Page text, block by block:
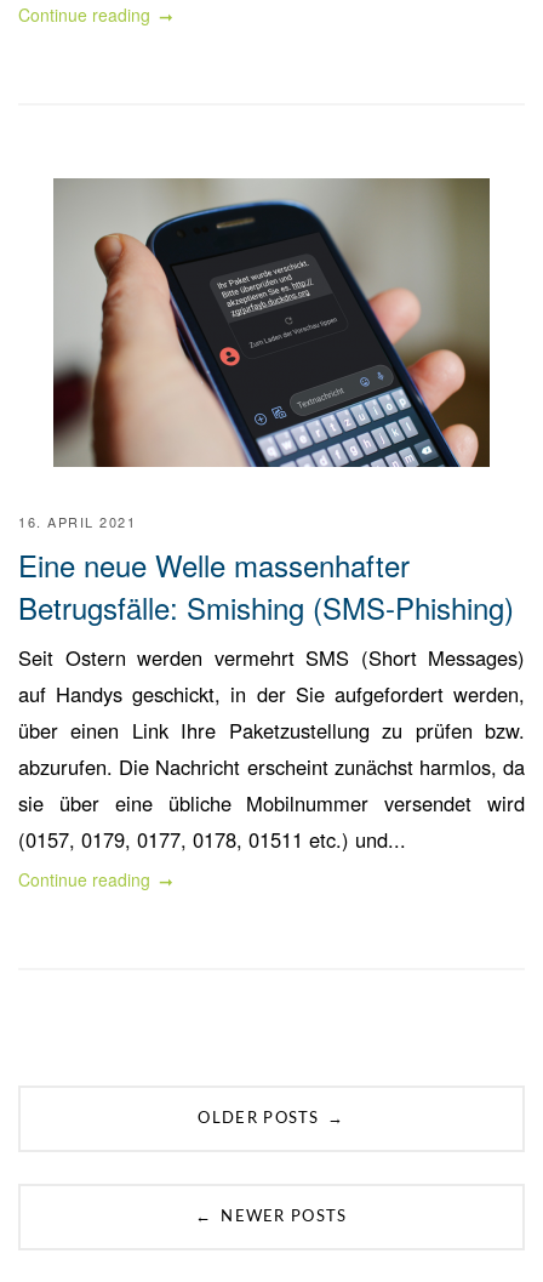
Continue reading
16. APRIL 2021
Eine neue Welle massenhafter
Betrugsfälle: Smishing (SMS-Phishing)
Seit Ostern werden vermehrt SMS (Short Messages)
auf Handys geschickt, in der Sie aufgefordert werden,
über einen Link Ihre Paketzustellung zu prüfen bzw.
abzurufen. Die Nachricht erscheint zunächst harmlos, da
sie über eine übliche Mobilnummer versendet wird
(0157, 0179, 0177, 0178, 01511 etc.) und...
Continue reading
OLDER POSTS →
← NEWER POSTS